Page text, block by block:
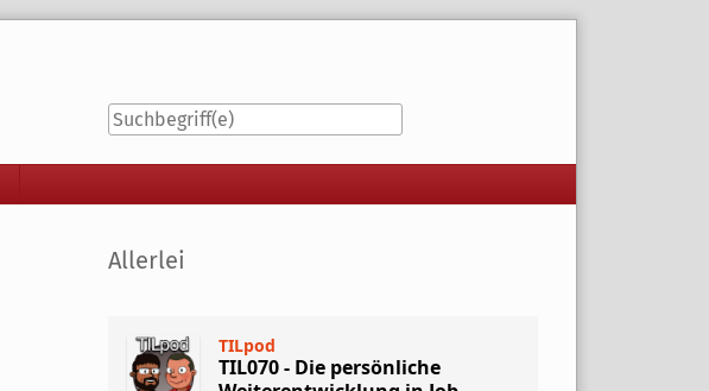
Seitenleiste
Allerlei